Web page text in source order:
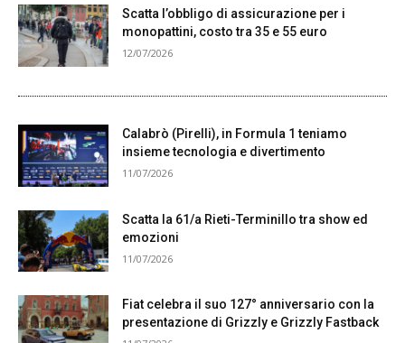
Scatta l’obbligo di assicurazione per i
monopattini, costo tra 35 e 55 euro
12/07/2026
Calabrò (Pirelli), in Formula 1 teniamo
insieme tecnologia e divertimento
11/07/2026
Scatta la 61/a Rieti-Terminillo tra show ed
emozioni
11/07/2026
Fiat celebra il suo 127° anniversario con la
presentazione di Grizzly e Grizzly Fastback